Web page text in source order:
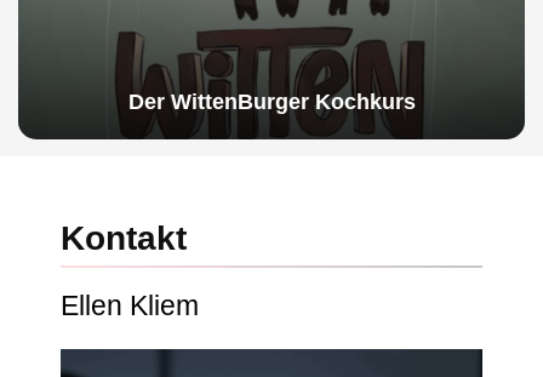
Der WittenBurger Kochkurs
Kontakt
Ellen Kliem